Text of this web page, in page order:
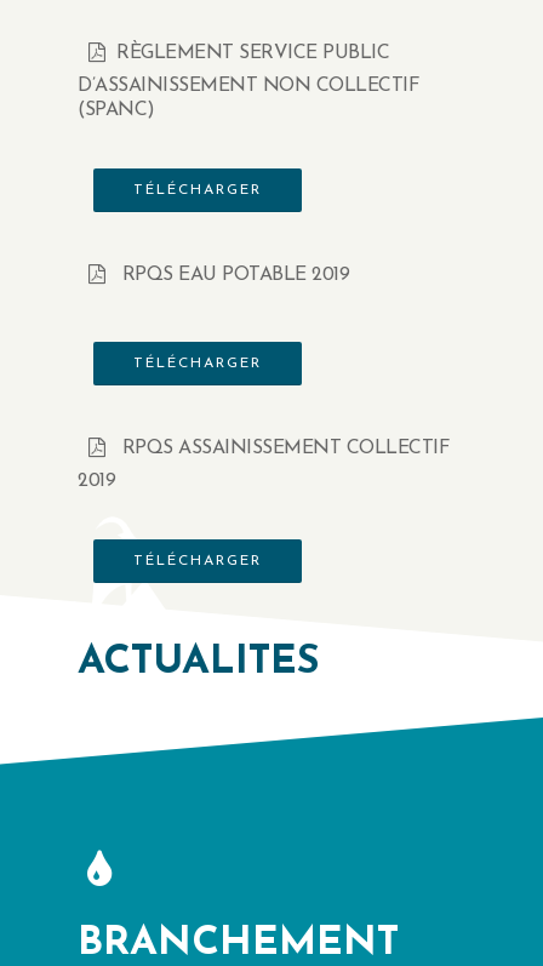
RÈGLEMENT SERVICE PUBLIC
D’ASSAINISSEMENT NON COLLECTIF
(SPANC)
TÉLÉCHARGER
RPQS EAU POTABLE 2019
TÉLÉCHARGER
RPQS ASSAINISSEMENT COLLECTIF
2019
TÉLÉCHARGER
ACTUALITÉS
BRANCHEMENT